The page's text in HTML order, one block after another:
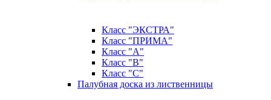
Класс "ЭКСТРА"
Класс "ПРИМА"
Класс "А"
Класс "B"
Класс "C"
Палубная доска из лиственницы